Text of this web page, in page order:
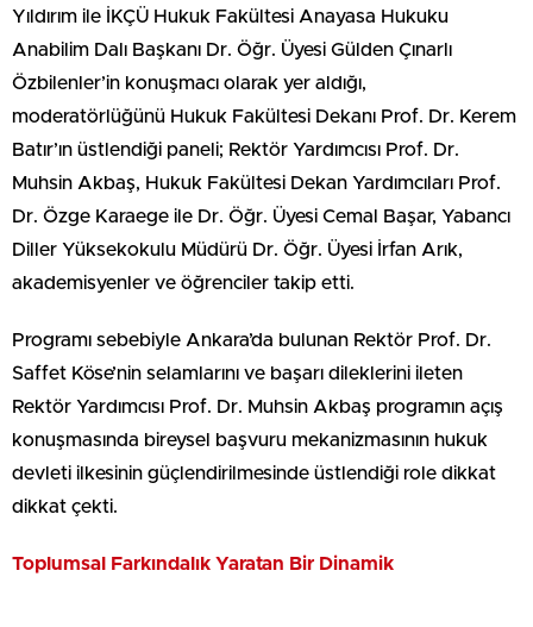
Yıldırım ile İKÇÜ Hukuk Fakültesi Anayasa Hukuku
Anabilim Dalı Başkanı Dr. Öğr. Üyesi Gülden Çınarlı
Özbilenler’in konuşmacı olarak yer aldığı,
moderatörlüğünü Hukuk Fakültesi Dekanı Prof. Dr. Kerem
Batır’ın üstlendiği paneli; Rektör Yardımcısı Prof. Dr.
Muhsin Akbaş, Hukuk Fakültesi Dekan Yardımcıları Prof.
Dr. Özge Karaege ile Dr. Öğr. Üyesi Cemal Başar, Yabancı
Diller Yüksekokulu Müdürü Dr. Öğr. Üyesi İrfan Arık,
akademisyenler ve öğrenciler takip etti.
Programı sebebiyle Ankara’da bulunan Rektör Prof. Dr.
Saffet Köse’nin selamlarını ve başarı dileklerini ileten
Rektör Yardımcısı Prof. Dr. Muhsin Akbaş programın açış
konuşmasında bireysel başvuru mekanizmasının hukuk
devleti ilkesinin güçlendirilmesinde üstlendiği role dikkat
dikkat çekti.
Toplumsal Farkındalık Yaratan Bir Dinamik